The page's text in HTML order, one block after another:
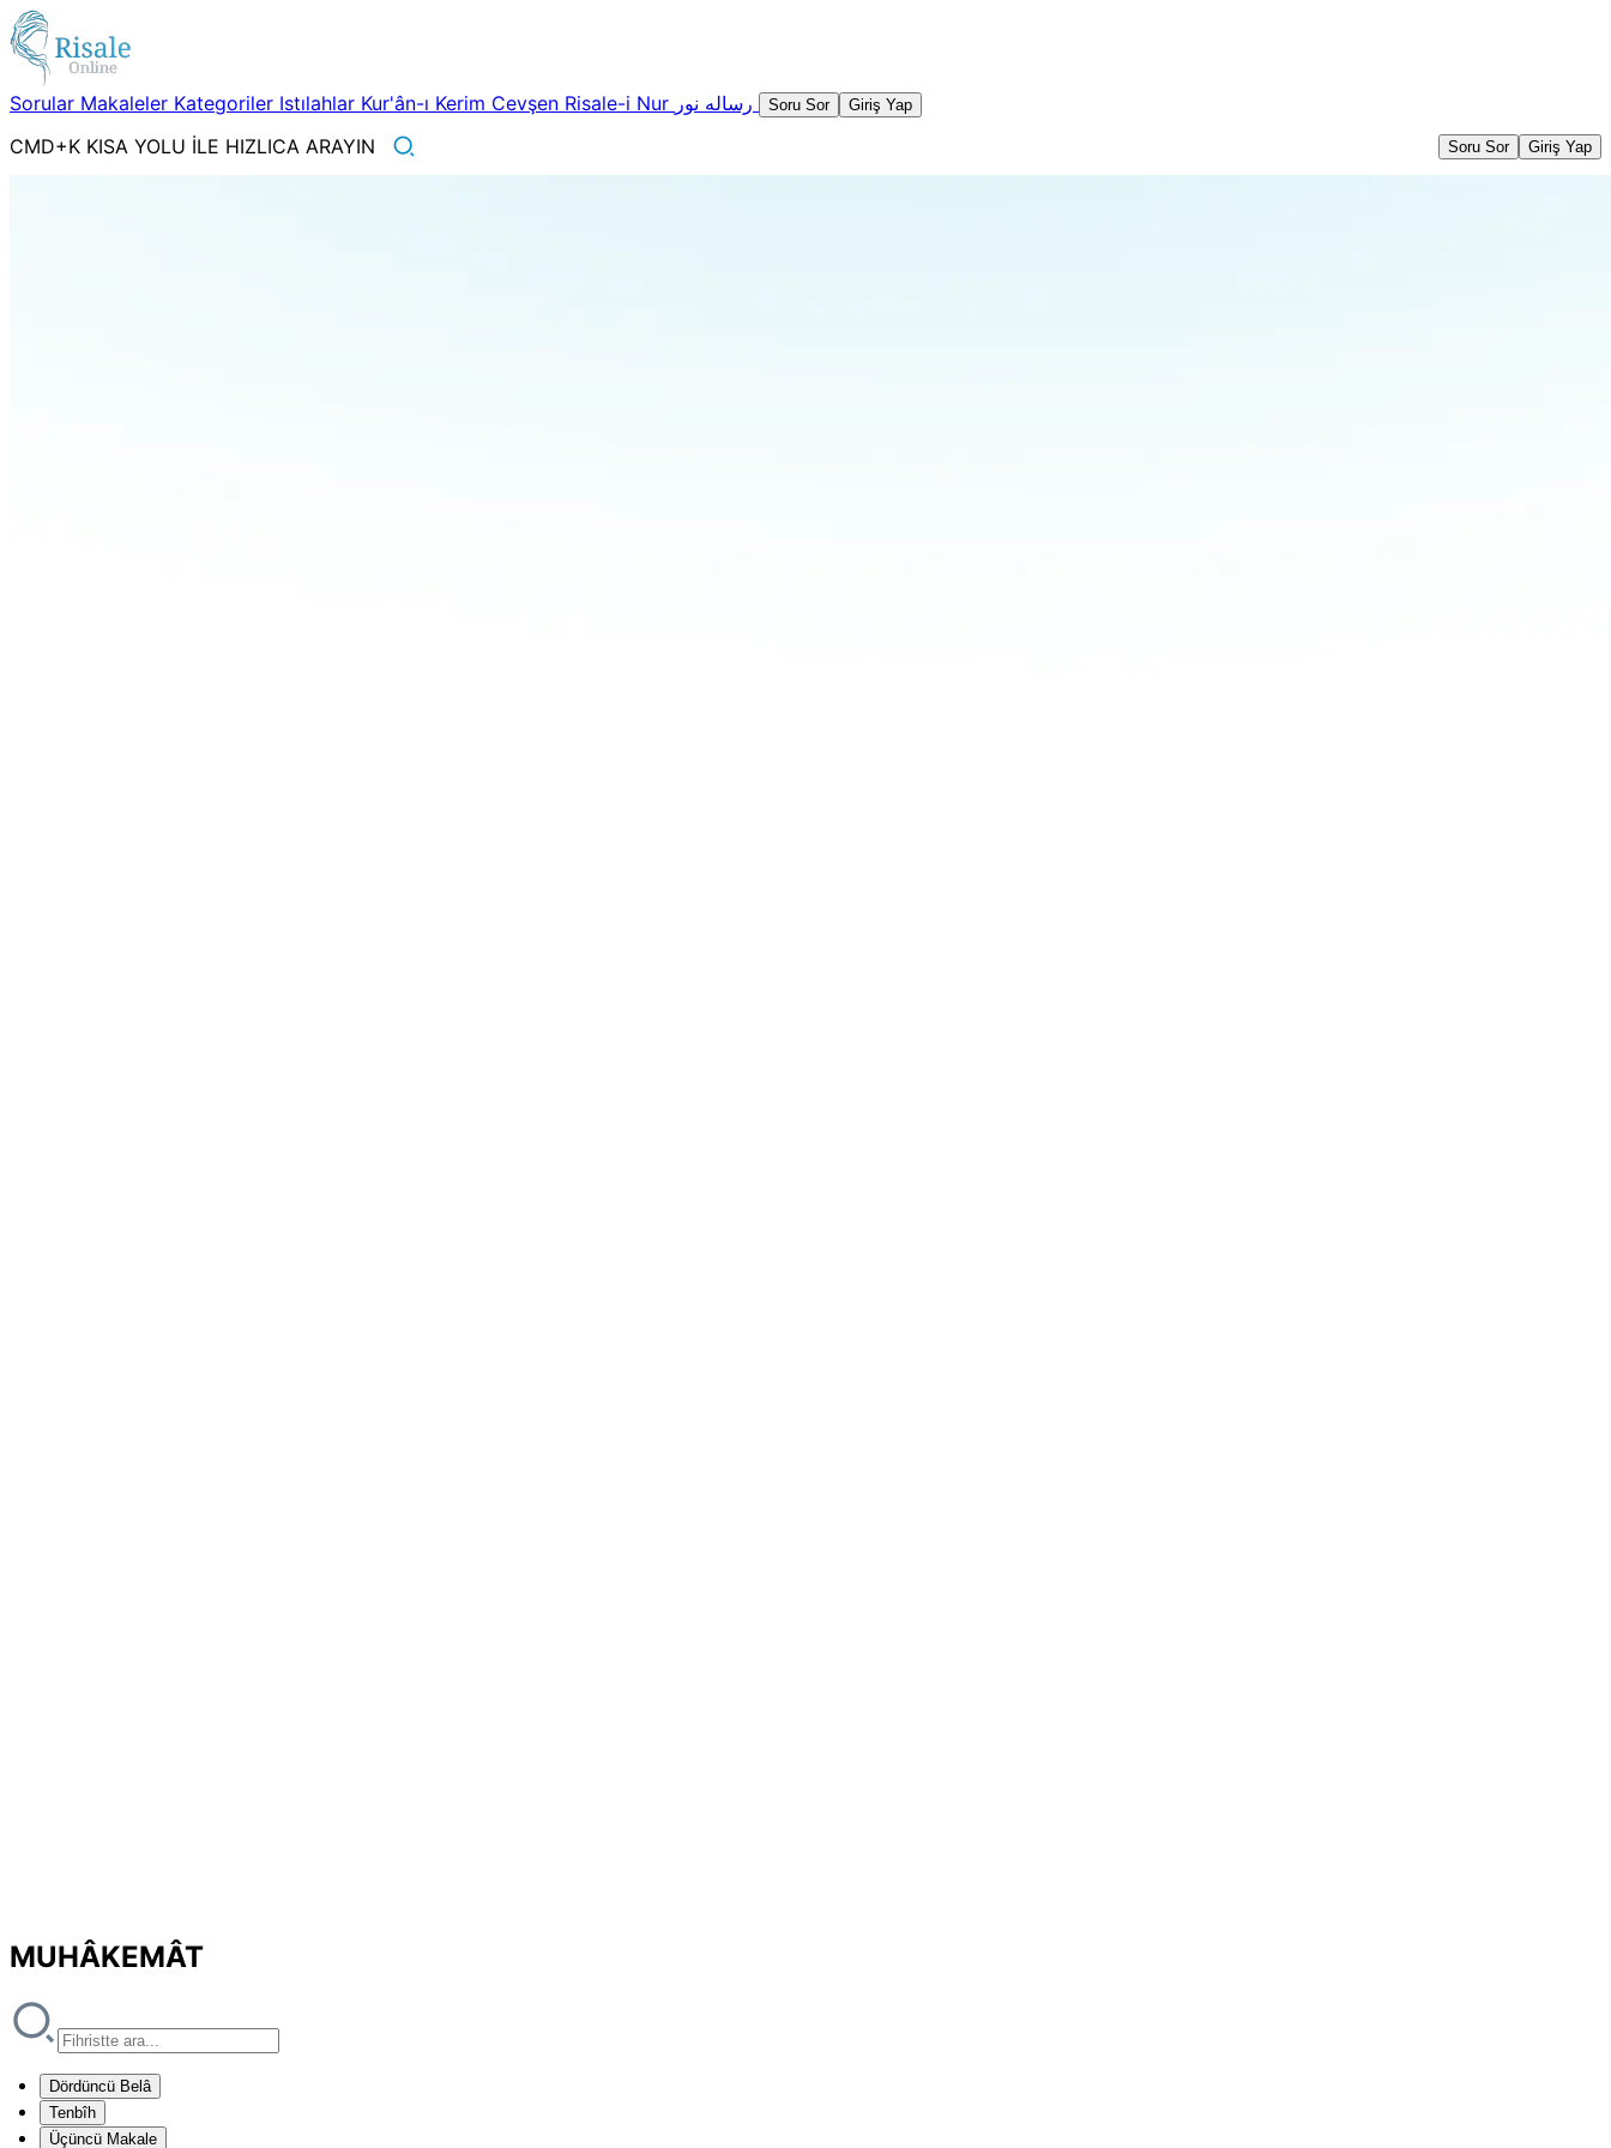
Sorular Makaleler Kategoriler Istılahlar Kur'ân-ı Kerim Cevşen Risale-i Nur Soru Sor Giriş Yap
CMD+K KISA YOLU İLE HIZLICA ARAYIN Soru Sor Giriş Yap
MUHÂKEMÂT
Dördüncü Belâ
Tenbîh
Üçüncü Makale